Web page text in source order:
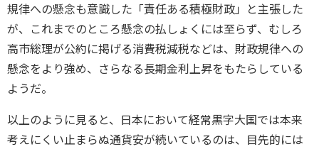
規律への懸念も意識した「責任ある積極財政」と主張した
が、これまでのところ懸念の払しょくには至らず、むしろ
高市総理が公約に掲げる消費税減税などは、財政規律への
懸念をより強め、さらなる長期金利上昇をもたらしている
ようだ。
以上のように見ると、日本において経常黒字大国では本来
考えにくい止まらぬ通貨安が続いているのは、目先的には